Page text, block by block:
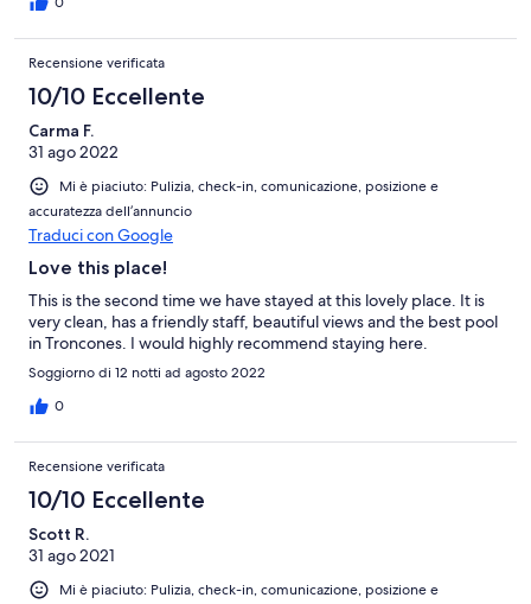
300 meters from the front door. We had a little mix up with the
security gate code, but our host, David, quickly resolved the
issue. We definitely plan on booking the Villas for our vacation in
2025.
Recensione verificata
10/10 Eccellente
Carma F.
31 ago 2022
Mi è piaciuto: Pulizia, check-in, comunicazione, posizione e
accuratezza dell’annuncio
Traduci con Google
Love this place!
This is the second time we have stayed at this lovely place. It is
very clean, has a friendly staff, beautiful views and the best pool
in Troncones. I would highly recommend staying here.
Soggiorno di 12 notti ad agosto 2022
0
Recensione verificata
10/10 Eccellente
Scott R.
31 ago 2021
Mi è piaciuto: Pulizia, check-in, comunicazione, posizione e